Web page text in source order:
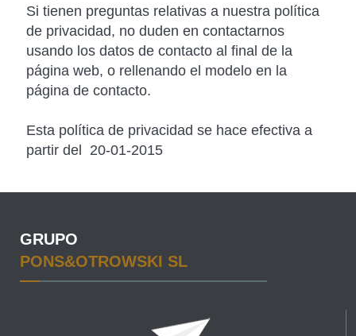
Si tienen preguntas relativas a nuestra política
de privacidad, no duden en contactarnos
usando los datos de contacto al final de la
página web, o rellenando el modelo en la
página de contacto.
Esta política de privacidad se hace efectiva a
partir del 20-01-2015
GRUPO
PONS&OTROWSKI SL